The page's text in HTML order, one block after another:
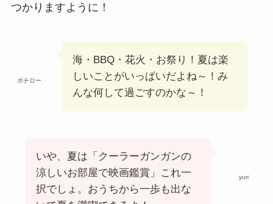
つかりますように！
ポチロー
海・BBQ・花火・お祭り！夏は楽
しいことがいっぱいだよね～！み
んな何して過ごすのかな～！
yuri
いや、夏は「クーラーガンガンの
涼しいお部屋で映画鑑賞」これ一
択でしょ。おうちから一歩も出な